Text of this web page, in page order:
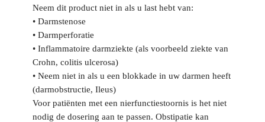
Neem dit product niet in als u last hebt van:
• Darmstenose
• Darmperforatie
• Inflammatoire darmziekte (als voorbeeld ziekte van
Crohn, colitis ulcerosa)
• Neem niet in als u een blokkade in uw darmen heeft
(darmobstructie, Ileus)
Voor patiënten met een nierfunctiestoornis is het niet
nodig de dosering aan te passen. Obstipatie kan